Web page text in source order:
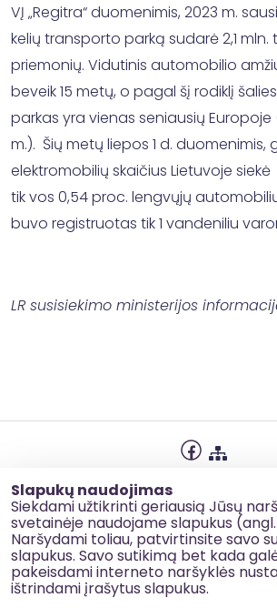
Slapukų naudojimas
Siekdami užtikrinti geriausią Jūsų
svetainėje naudojame slapukus (angl.
Naršydami toliau, patvirtinsite savo
slapukus. Savo sutikimą bet kada
pakeisdami interneto naršyklės
ištrindami įrašytus slapukus.
VĮ „Regitra“ duomenimis, 2023 m.
kelių transporto parką sudarė 2,1
priemonių. Vidutinis automobilio
beveik 15 metų, o pagal šį rodiklį
parkas yra vienas seniausių Europoje
m.). Šių metų liepos 1 d. duomenimis,
elektromobilių skaičius Lietuvoje
tik vos 0,54 proc. lengvųjų
buvo registruotas tik 1 vandeniliu
LR susisiekimo ministerijos
Slapukų naudojimas
Korupcijos prevencija
Kontaktai